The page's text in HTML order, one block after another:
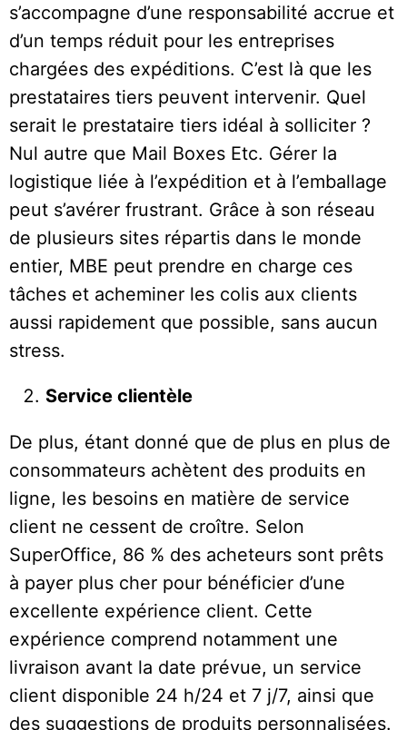
s’accompagne d’une responsabilité accrue et
d’un temps réduit pour les entreprises
chargées des expéditions. C’est là que les
prestataires tiers peuvent intervenir. Quel
serait le prestataire tiers idéal à solliciter ?
Nul autre que Mail Boxes Etc. Gérer la
logistique liée à l’expédition et à l’emballage
peut s’avérer frustrant. Grâce à son réseau
de plusieurs sites répartis dans le monde
entier, MBE peut prendre en charge ces
tâches et acheminer les colis aux clients
aussi rapidement que possible, sans aucun
stress.
Service clientèle
De plus, étant donné que de plus en plus de
consommateurs achètent des produits en
ligne, les besoins en matière de service
client ne cessent de croître. Selon
SuperOffice, 86 % des acheteurs sont prêts
à payer plus cher pour bénéficier d’une
excellente expérience client. Cette
expérience comprend notamment une
livraison avant la date prévue, un service
client disponible 24 h/24 et 7 j/7, ainsi que
des suggestions de produits personnalisées.